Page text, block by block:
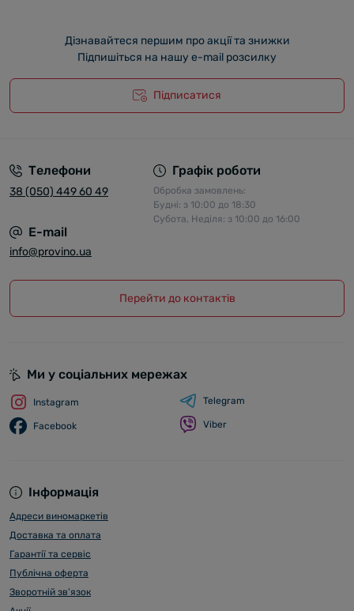
Дізнавайтеся першим про акції та знижки
Підпишіться на нашу e-mail розсилку
Підписатися
Телефони
38 (050) 449 60 49
Графік роботи
Обробка замовлень:
Будні: з 10:00 до 18:30
Субота, Неділя: з 10:00 до 16:00
E-mail
info@provino.ua
Перейти до контактів
Інформація
Адреси виномаркетів
Доставка та оплата
Гарантії та сервіс
Публічна оферта
Зворотній зв’язок
Ми у соціальних мережах
Instagram
Facebook
Telegram
Viber